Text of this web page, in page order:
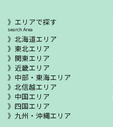
エリアで探す
search Area
北海道エリア
東北エリア
関東エリア
近畿エリア
中部・東海エリア
北信越エリア
中国エリア
四国エリア
九州・沖縄エリア